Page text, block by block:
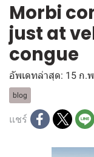
Morbi
just at
congue
อัพเดทล่าสุด: 15 ก.
blog
แชร์